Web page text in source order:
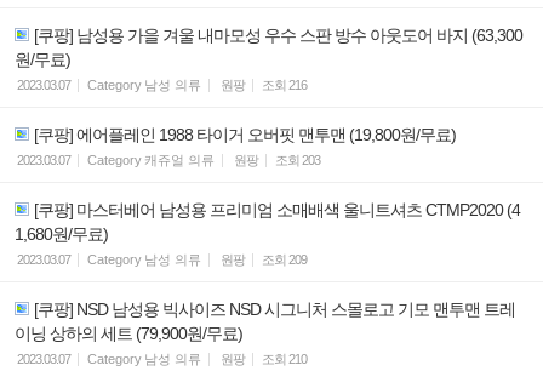
[쿠팡] 남성용 가을 겨울 내마모성 우수 스판 방수 아웃도어 바지 (63,300
원/무료)
2023.03.07 Category 남성 의류 원팡 조회 216
[쿠팡] 에어플레인 1988 타이거 오버핏 맨투맨 (19,800원/무료)
2023.03.07 Category 캐쥬얼 의류 원팡 조회 203
[쿠팡] 마스터베어 남성용 프리미엄 소매배색 울니트셔츠 CTMP2020 (4
1,680원/무료)
2023.03.07 Category 남성 의류 원팡 조회 209
[쿠팡] NSD 남성용 빅사이즈 NSD 시그니처 스몰로고 기모 맨투맨 트레
이닝 상하의 세트 (79,900원/무료)
2023.03.07 Category 남성 의류 원팡 조회 210